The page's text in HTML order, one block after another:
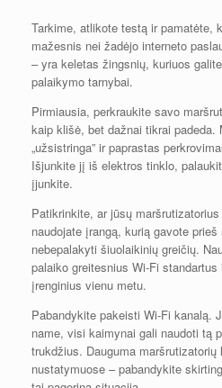
Tarkime, atlikote testą ir pamatėte,
mažesnis nei žadėjo interneto
– yra keletas žingsnių, kuriuos
palaikymo tarnybai.
Pirmiausia, perkraukite savo
kaip klišė, bet dažnai tikrai padeda.
„užsistringa” ir paprastas
Išjunkite jį iš elektros tinklo,
įjunkite.
Patikrinkite, ar jūsų
naudojate įrangą, kurią gavote
nebepalakyti šiuolaikinių greičių.
palaiko greitesnius Wi-Fi
įrenginius vienu metu.
Pabandykite pakeisti Wi-Fi kanalą.
name, visi kaimynai gali naudoti tą
trukdžius. Dauguma
nustatymuose – pabandykite